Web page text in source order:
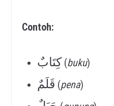
Contoh:
كِتَابٌ(buku)
قَلَمٌ (pena)